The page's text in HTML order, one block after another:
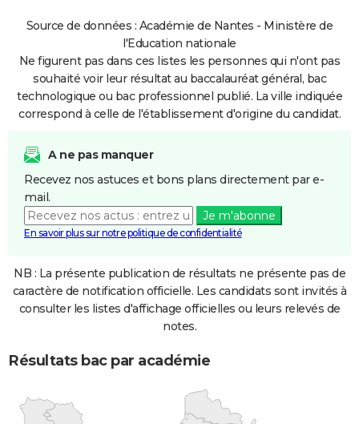
Source de données : Académie de Nantes - Ministère de
l'Education nationale
Ne figurent pas dans ces listes les personnes qui n'ont pas
souhaité voir leur résultat au baccalauréat général, bac
technologique ou bac professionnel publié. La ville indiquée
correspond à celle de l'établissement d'origine du candidat.
A ne pas manquer
Recevez nos astuces et bons plans directement par e-
mail.
Je m'abonne
En savoir plus sur notre politique de confidentialité
NB : La présente publication de résultats ne présente pas de
caractère de notification officielle. Les candidats sont invités à
consulter les listes d'affichage officielles ou leurs relevés de
notes.
Résultats bac par académie